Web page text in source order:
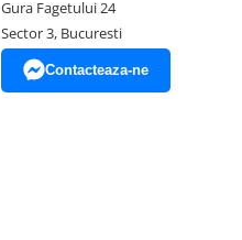
Gura Fagetului 24
Sector 3, Bucuresti
Contacteaza-ne